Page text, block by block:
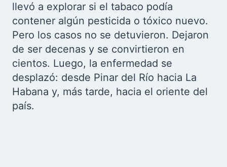
llevó a explorar si el tabaco podía
contener algún pesticida o tóxico nuevo.
Pero los casos no se detuvieron. Dejaron
de ser decenas y se convirtieron en
cientos. Luego, la enfermedad se
desplazó: desde Pinar del Río hacia La
Habana y, más tarde, hacia el oriente del
país.